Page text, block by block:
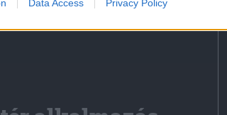
Data Access Privacy Policy